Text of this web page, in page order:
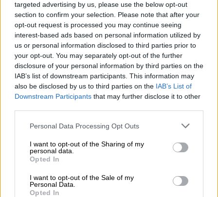
targeted advertising by us, please use the below opt-out
section to confirm your selection. Please note that after your
opt-out request is processed you may continue seeing
interest-based ads based on personal information utilized by
us or personal information disclosed to third parties prior to
your opt-out. You may separately opt-out of the further
disclosure of your personal information by third parties on the
IAB’s list of downstream participants. This information may
also be disclosed by us to third parties on the IAB’s List of
Downstream Participants that may further disclose it to other
Please note that this website/app uses one or more Google
not limited to your visit or usage behaviour. You may click to
grant or deny consent to Google and its third-party tags to
use your data for below specified purposes in below Google
consent section.
Personal Data Processing Opt Outs
I want to opt-out of the Sharing of my
personal data.
Opted In
I want to opt-out of the Sale of my
Personal Data.
Opted In
Ελλάδα|03.09.2021 14:26
Ρούμπεν Σεμέδο: Ελεύθερος με εγγύηση
και ο 40χρονος μάνατζερ
Ο συγκατηγορούμενος του ποδοσφαιριστή
θα καταβάλει 5.000 ευρώ ενώ θα
παρουσιάζεται μια φορά το μήνα στο
αστυνομικό τμήμα της περιοχής του